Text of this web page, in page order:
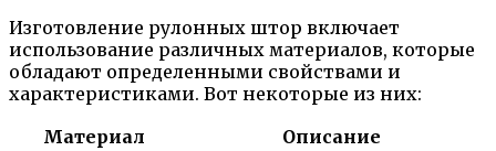
Изготовление рулонных штор включает
использование различных материалов, которые
обладают определенными свойствами и
характеристиками. Вот некоторые из них:
Материал
Описание